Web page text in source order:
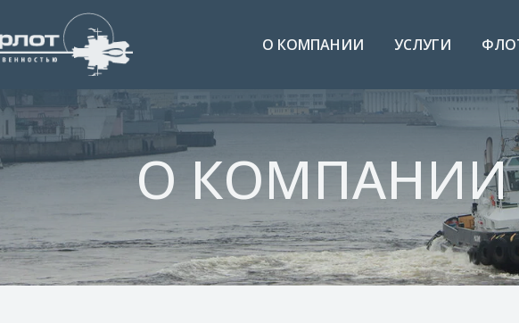
О КОМПАНИИ УСЛУГИ
О КОМПАНИИ